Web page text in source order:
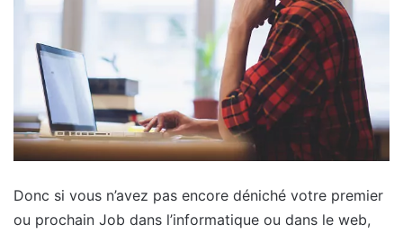
Donc si vous n’avez pas encore déniché votre premier
ou prochain Job dans l’informatique ou dans le web,